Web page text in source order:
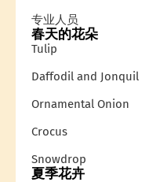
专业人员
春天的花朵
Tulip
Daffodil and Jonquil
Ornamental Onion
Crocus
Snowdrop
夏季花卉